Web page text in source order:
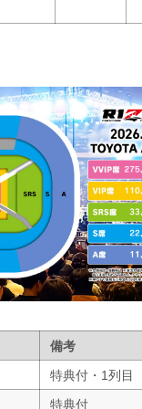
備考
特典付・1列目
特典付